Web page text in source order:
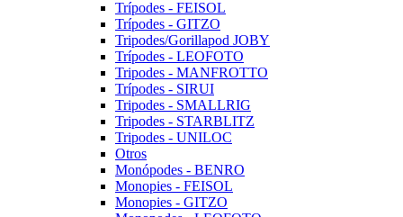
Trípodes - FEISOL
Trípodes - GITZO
Tripodes/Gorillapod JOBY
Trípodes - LEOFOTO
Tripodes - MANFROTTO
Trípodes - SIRUI
Tripodes - SMALLRIG
Tripodes - STARBLITZ
Tripodes - UNILOC
Otros
Monópodes - BENRO
Monopies - FEISOL
Monopies - GITZO